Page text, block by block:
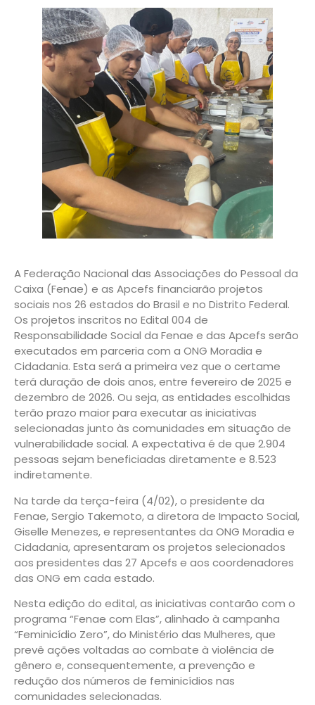
A Federação Nacional das Associações do Pessoal da
Caixa (Fenae) e as Apcefs financiarão projetos
sociais nos 26 estados do Brasil e no Distrito Federal.
Os projetos inscritos no Edital 004 de
Responsabilidade Social da Fenae e das Apcefs serão
executados em parceria com a ONG Moradia e
Cidadania. Esta será a primeira vez que o certame
terá duração de dois anos, entre fevereiro de 2025 e
dezembro de 2026. Ou seja, as entidades escolhidas
terão prazo maior para executar as iniciativas
selecionadas junto às comunidades em situação de
vulnerabilidade social. A expectativa é de que 2.904
pessoas sejam beneficiadas diretamente e 8.523
indiretamente.
Na tarde da terça-feira (4/02), o presidente da
Fenae, Sergio Takemoto, a diretora de Impacto Social,
Giselle Menezes, e representantes da ONG Moradia e
Cidadania, apresentaram os projetos selecionados
aos presidentes das 27 Apcefs e aos coordenadores
das ONG em cada estado.
Nesta edição do edital, as iniciativas contarão com o
programa “Fenae com Elas”, alinhado à campanha
“Feminicídio Zero”, do Ministério das Mulheres, que
prevê ações voltadas ao combate à violência de
gênero e, consequentemente, a prevenção e
redução dos números de feminicídios nas
comunidades selecionadas.